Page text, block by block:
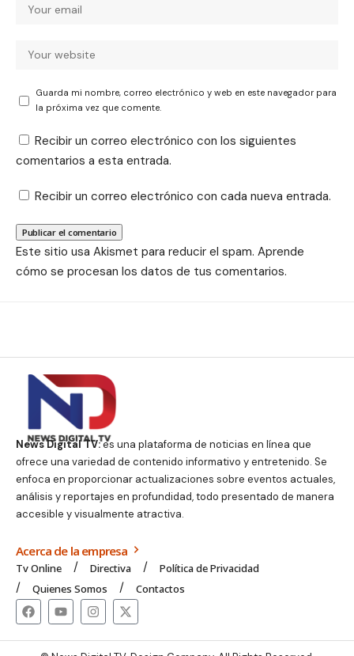
Guarda mi nombre, correo electrónico y web en este navegador para
la próxima vez que comente.
Recibir un correo electrónico con los siguientes
comentarios a esta entrada.
Recibir un correo electrónico con cada nueva entrada.
Este sitio usa Akismet para reducir el spam. Aprende
cómo se procesan los datos de tus comentarios.
News Digital TV:es una plataforma de noticias en línea que
ofrece una variedad de contenido informativo y entretenido. Se
enfoca en proporcionar actualizaciones sobre eventos actuales,
análisis y reportajes en profundidad, todo presentado de manera
accesible y visualmente atractiva.
Acerca de la empresa
Tv Online Directiva
Política de Privacidad
Quienes Somos
Contactos